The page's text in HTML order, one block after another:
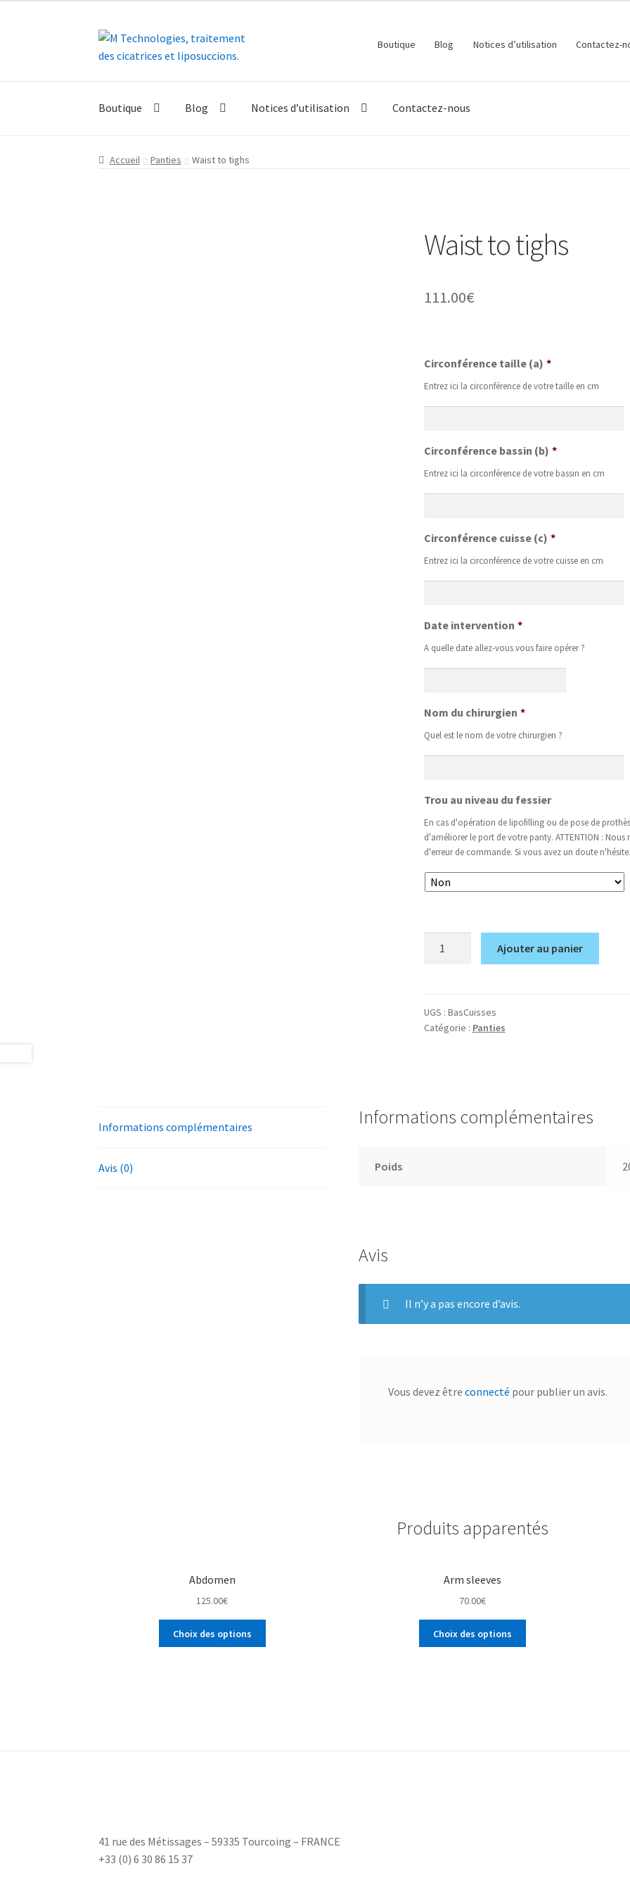
Aller
à
Aller
au
Boutique Blog Notices d’utilisation Contactez-
Boutique Blog Notices d’utilisation Contactez-nous
Accueil Panties Waist to tighs
Waist to tighs
111.00€
Circonférence taille (a) *
Entrez ici la circonférence de votre taille en cm
Circonférence bassin (b) *
Entrez ici la circonférence de votre bassin en cm
Circonférence cuisse (c) *
Entrez ici la circonférence de votre cuisse en cm
Date intervention *
A quelle date allez-vous vous faire opérer ?
Nom du chirurgien *
Quel est le nom de votre chirurgien ?
Trou au niveau du fessier
En cas d'opération de lipofilling ou de pose de
d'améliorer le port de votre panty. ATTENTION :
d'erreur de commande. Si vous avez un doute
tighs
Ajouter au panier
UGS : BasCuisses
Catégorie : Panties
Informations complémentaires
Avis (0)
Informations complémentaires
Poids
Avis
Il n’y a pas encore d’avis.
Vous devez être connecté pour publier un avis.
Produits apparentés
Abdomen
125.00€
Choix des options
Arm sleeves
70.00€
Choix des options
41 rue des Métissages – 59335 Tourcoing – FRANCE
+33 (0) 6 30 86 15 37